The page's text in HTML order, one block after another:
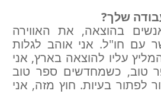
שלך?
בהוצאה, את האווירה
עם חו"ל. אני אוהב לגלות
עליו להוצאה בארץ, אני
טוב, כשמחדשים ספר טוב
לפתור בעיות. חוץ מזה, אני